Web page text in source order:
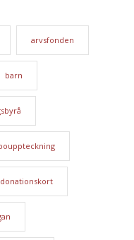
arvsfonden
barn
donationskort